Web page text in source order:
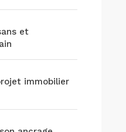
et
immobilier